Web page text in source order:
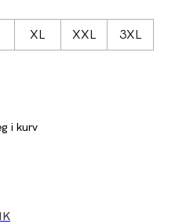
XL XXL
3XL
i kurv